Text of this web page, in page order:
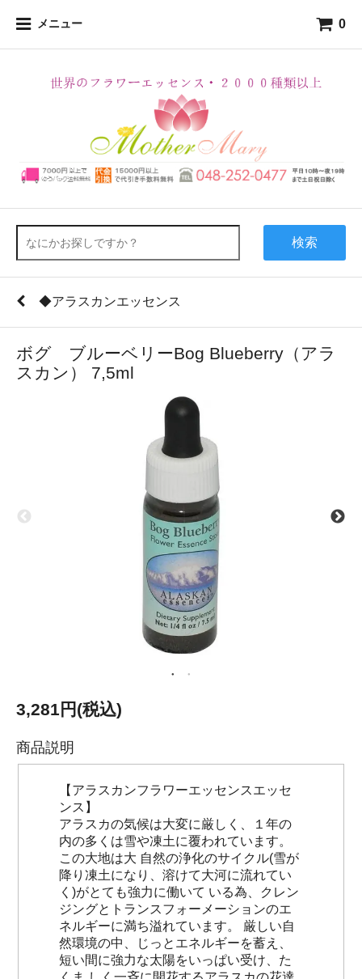
メニュー 0
検索
◆アラスカンエッセンス
ボグ ブルーベリーBog Blueberry（アラ
スカン） 7,5ml
3,281円(税込)
商品説明
【アラスカンフラワーエッセンスエッセ
ンス】
アラスカの気候は大変に厳しく、１年の
内の多くは雪や凍土に覆われています。
この大地は大 自然の浄化のサイクル(雪が
降り凍土になり、溶けて大河に流れてい
く)がとても強力に働いて いる為、クレン
ジングとトランスフォーメーションのエ
ネルギーに満ち溢れています。 厳しい自
然環境の中、じっとエネルギーを蓄え、
短い間に強力な太陽をいっぱい受け、た